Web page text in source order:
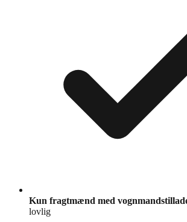
Kun fragtmænd med
lovlig